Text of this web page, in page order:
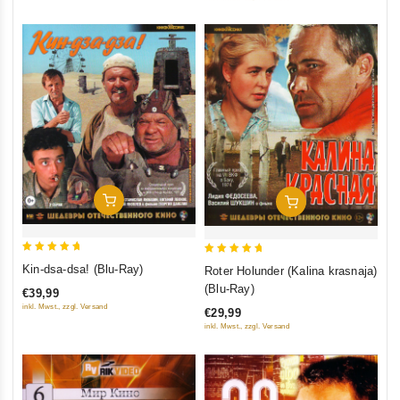
In Den Warenkorb
Kin-dsa-dsa! (Blu-Ray)
€39,99
inkl. Mwst., zzgl. Versand
In Den Warenkorb
Roter Holunder (Kalina krasnaja)
(Blu-Ray)
€29,99
inkl. Mwst., zzgl. Versand